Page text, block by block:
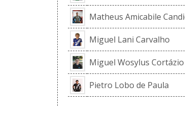
Matheus Amicabile
Miguel Lani Carvalho
Miguel Wosylus Cortázio
Pietro Lobo de Paula